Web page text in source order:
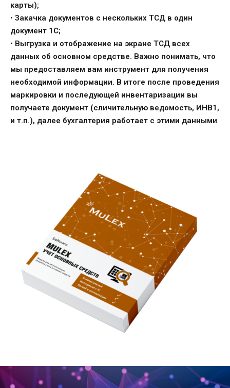
карты);
• Закачка документов с нескольких ТСД в один
документ 1С;
• Выгрузка и отображение на экране ТСД всех
данных об основном средстве. Важно понимать, что
мы предоставляем вам инструмент для получения
необходимой информации. В итоге после проведения
маркировки и последующей инвентаризации вы
получаете документ (сличительную ведомость, ИНВ1,
и т.п.), далее бухгалтерия работает с этими данными